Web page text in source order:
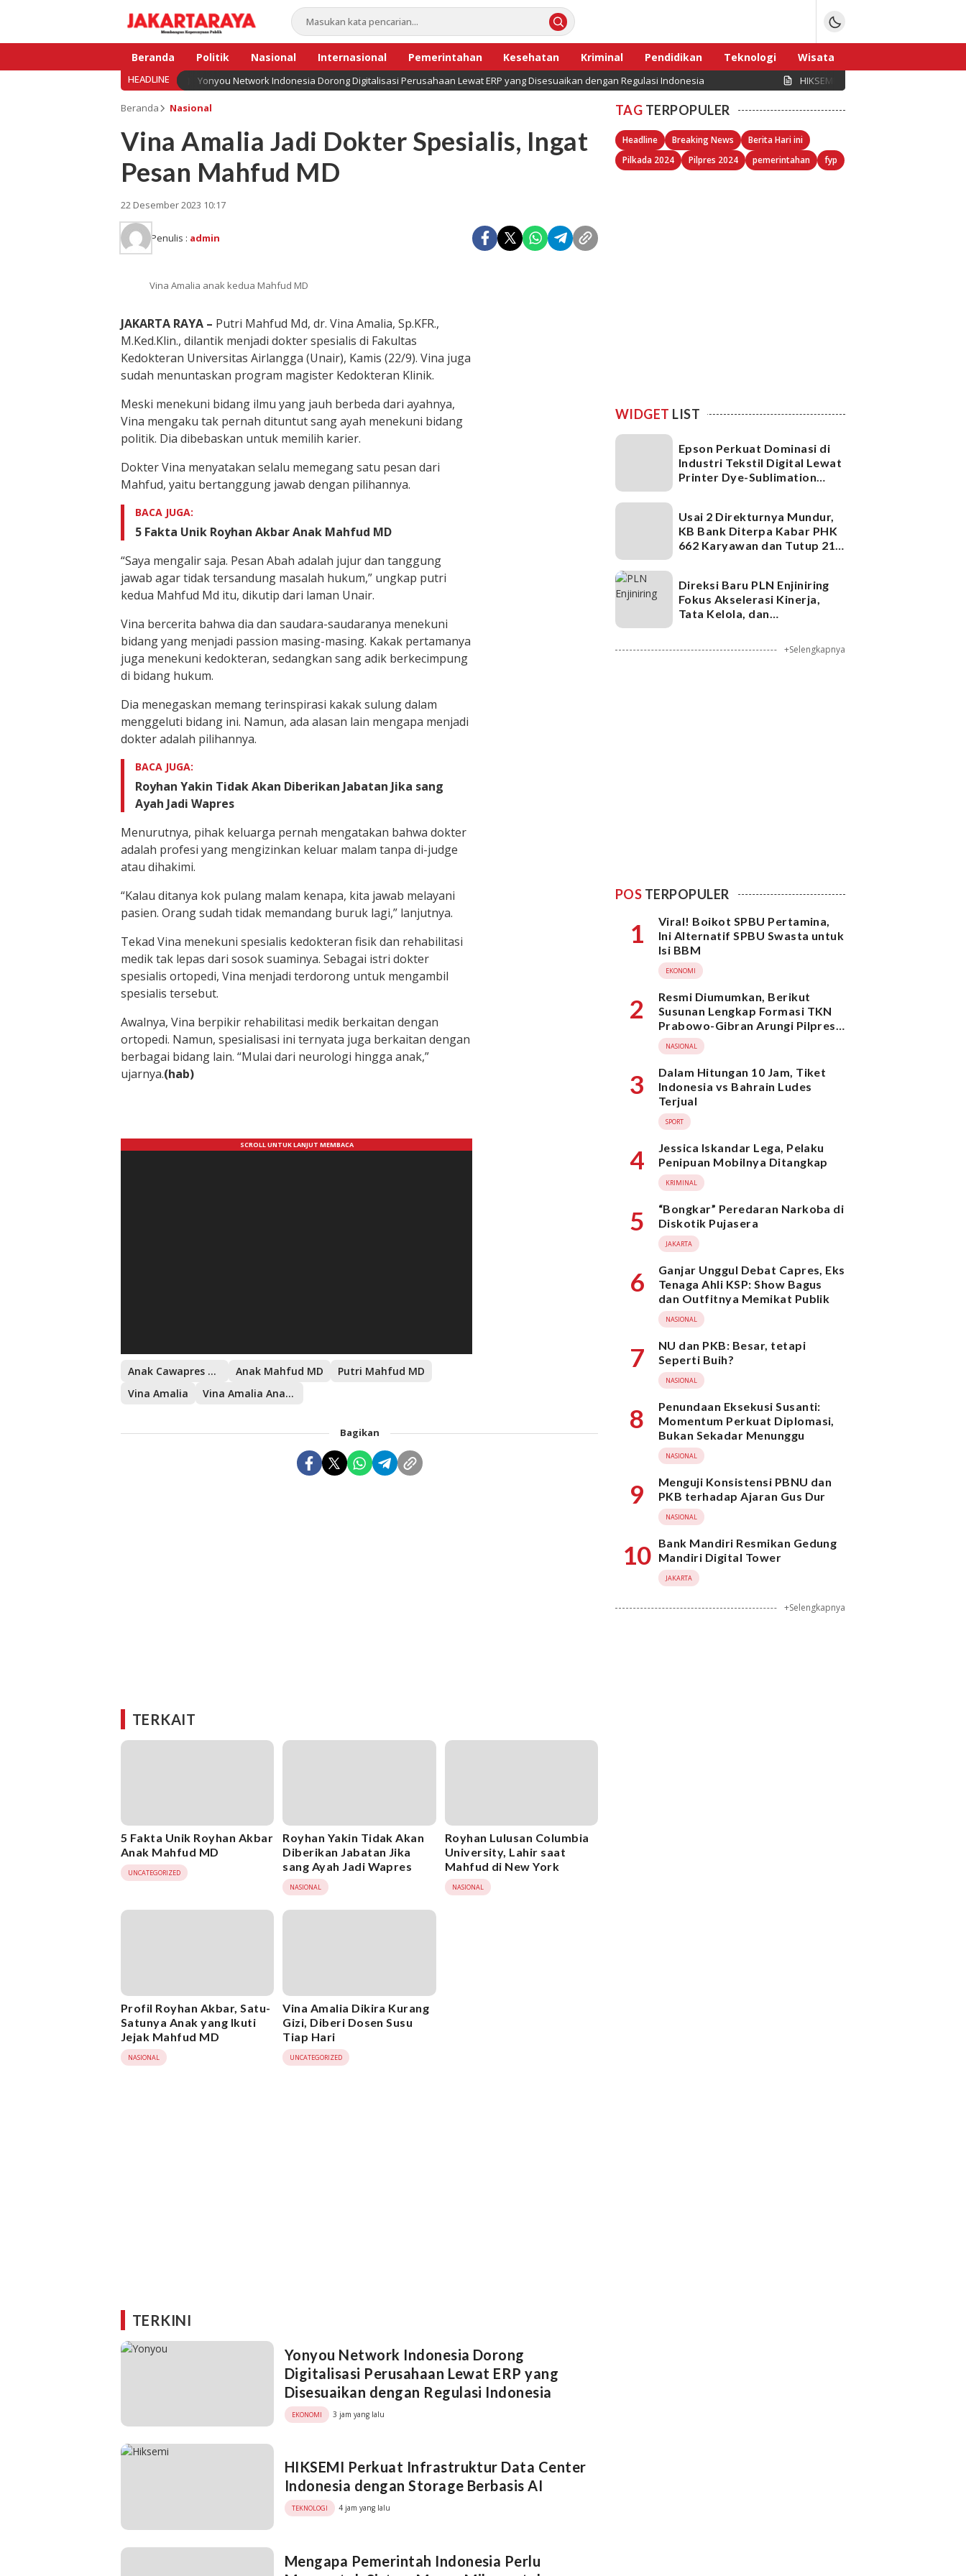
Beranda Politik Nasional Internasional Pemerintahan Kesehatan Kriminal Pendidikan Teknologi
Wisata
Bisnis
Sport
HEADLINE Yonyou Network Indonesia Dorong Digitalisasi Perusahaan Lewat ERP yang Disesuaikan dengan Regulasi Indonesia HIKSEMI Perkuat Infrastruktur Data
Beranda Nasional
Vina Amalia Jadi Dokter Spesialis, Ingat
Pesan Mahfud MD
22 Desember 2023 10:17
Penulis : admin
Vina Amalia anak kedua Mahfud MD
JAKARTA RAYA – Putri Mahfud Md, dr. Vina Amalia, Sp.KFR.,
M.Ked.Klin., dilantik menjadi dokter spesialis di Fakultas
Kedokteran Universitas Airlangga (Unair), Kamis (22/9). Vina juga
sudah menuntaskan program magister Kedokteran Klinik.
Meski menekuni bidang ilmu yang jauh berbeda dari ayahnya,
Vina mengaku tak pernah dituntut sang ayah menekuni bidang
politik. Dia dibebaskan untuk memilih karier.
Dokter Vina menyatakan selalu memegang satu pesan dari
Mahfud, yaitu bertanggung jawab dengan pilihannya.
BACA JUGA:
5 Fakta Unik Royhan Akbar Anak Mahfud MD
“Saya mengalir saja. Pesan Abah adalah jujur dan tanggung
jawab agar tidak tersandung masalah hukum,” ungkap putri
kedua Mahfud Md itu, dikutip dari laman Unair.
Vina bercerita bahwa dia dan saudara-saudaranya menekuni
bidang yang menjadi passion masing-masing. Kakak pertamanya
juga menekuni kedokteran, sedangkan sang adik berkecimpung
di bidang hukum.
Dia menegaskan memang terinspirasi kakak sulung dalam
menggeluti bidang ini. Namun, ada alasan lain mengapa menjadi
dokter adalah pilihannya.
BACA JUGA:
Royhan Yakin Tidak Akan Diberikan Jabatan Jika sang
Ayah Jadi Wapres
Menurutnya, pihak keluarga pernah mengatakan bahwa dokter
adalah profesi yang mengizinkan keluar malam tanpa di-judge
atau dihakimi.
“Kalau ditanya kok pulang malam kenapa, kita jawab melayani
pasien. Orang sudah tidak memandang buruk lagi,” lanjutnya.
Tekad Vina menekuni spesialis kedokteran fisik dan rehabilitasi
medik tak lepas dari sosok suaminya. Sebagai istri dokter
spesialis ortopedi, Vina menjadi terdorong untuk mengambil
spesialis tersebut.
Awalnya, Vina berpikir rehabilitasi medik berkaitan dengan
ortopedi. Namun, spesialisasi ini ternyata juga berkaitan dengan
berbagai bidang lain. “Mulai dari neurologi hingga anak,”
ujarnya.(hab)
Anak Cawapres Mahfud MD Anak Mahfud MD
Putri Mahfud MD
Vina Amalia
Vina Amalia Anak Mahfud MD
Bagikan
TERKAIT
5 Fakta Unik Royhan Akbar
Anak Mahfud MD
UNCATEGORIZED
Royhan Yakin Tidak Akan
Diberikan Jabatan Jika
sang Ayah Jadi Wapres
NASIONAL
Royhan Lulusan Columbia
University, Lahir saat
Mahfud di New York
NASIONAL
Profil Royhan Akbar, Satu-
Satunya Anak yang Ikuti
Jejak Mahfud MD
NASIONAL
Vina Amalia Dikira Kurang
Gizi, Diberi Dosen Susu
Tiap Hari
UNCATEGORIZED
TERKINI
Yonyou Network Indonesia Dorong
Digitalisasi Perusahaan Lewat ERP yang
Disesuaikan dengan Regulasi Indonesia
EKONOMI 3 jam yang lalu
HIKSEMI Perkuat Infrastruktur Data Center
Indonesia dengan Storage Berbasis AI
TEKNOLOGI 4 jam yang lalu
Mengapa Pemerintah Indonesia Perlu
TAG TERPOPULER
Headline Breaking News
Berita Hari ini
Pilkada 2024
Pilpres 2024 pemerintahan fyp
WIDGET LIST
Epson Perkuat Dominasi di
Industri Tekstil Digital Lewat
Printer Dye-Sublimation
Usai 2 Direkturnya Mundur,
KB Bank Diterpa Kabar PHK
662 Karyawan dan Tutup 21
Direksi Baru PLN Enjiniring
Fokus Akselerasi Kinerja,
Tata Kelola, dan
+Selengkapnya
POS TERPOPULER
1
Viral! Boikot SPBU Pertamina,
Ini Alternatif SPBU Swasta untuk
Isi BBM
EKONOMI
2
Resmi Diumumkan, Berikut
Susunan Lengkap Formasi TKN
Prabowo-Gibran Arungi Pilpres
2024, Ada Ridwan Kamil hingga
Suami Yenny Wahid
NASIONAL
3
Dalam Hitungan 10 Jam, Tiket
Indonesia vs Bahrain Ludes
Terjual
SPORT
4
Jessica Iskandar Lega, Pelaku
Penipuan Mobilnya Ditangkap
KRIMINAL
5
“Bongkar” Peredaran Narkoba di
Diskotik Pujasera
JAKARTA
6
Ganjar Unggul Debat Capres, Eks
Tenaga Ahli KSP: Show Bagus
dan Outfitnya Memikat Publik
NASIONAL
7
NU dan PKB: Besar, tetapi
Seperti Buih?
NASIONAL
8
Penundaan Eksekusi Susanti:
Momentum Perkuat Diplomasi,
Bukan Sekadar Menunggu
NASIONAL
9
Menguji Konsistensi PBNU dan
PKB terhadap Ajaran Gus Dur
NASIONAL
10 Bank Mandiri Resmikan Gedung
Mandiri Digital Tower
JAKARTA
+Selengkapnya